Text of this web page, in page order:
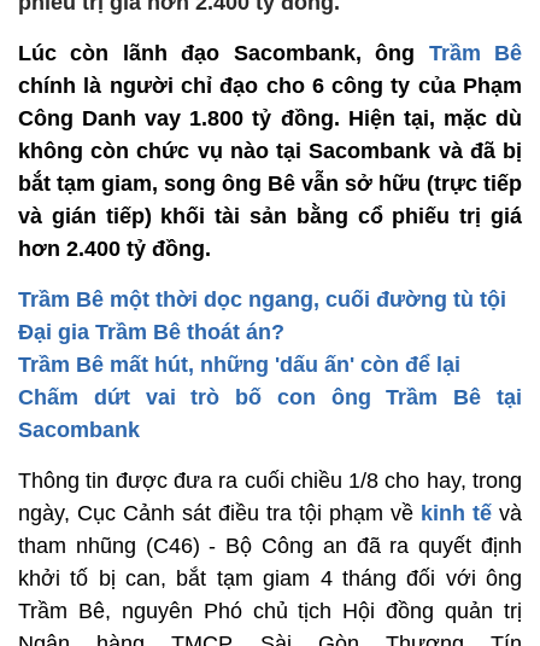
Lúc còn lãnh đạo Sacombank, ông Trầm Bê
chính là người chỉ đạo cho 6 công ty của Phạm
Công Danh vay 1.800 tỷ đồng. Hiện tại, mặc dù
không còn chức vụ nào tại Sacombank và đã bị
bắt tạm giam, song ông Bê vẫn sở hữu (trực tiếp
và gián tiếp) khối tài sản bằng cổ phiếu trị giá
hơn 2.400 tỷ đồng.
Trầm Bê một thời dọc ngang, cuối đường tù tội
Đại gia Trầm Bê thoát án?
Trầm Bê mất hút, những 'dấu ấn' còn để lại
Chấm dứt vai trò bố con ông Trầm Bê tại
Sacombank
Thông tin được đưa ra cuối chiều 1/8 cho hay, trong
ngày, Cục Cảnh sát điều tra tội phạm về kinh tế và
tham nhũng (C46) - Bộ Công an đã ra quyết định
khởi tố bị can, bắt tạm giam 4 tháng đối với ông
Trầm Bê, nguyên Phó chủ tịch Hội đồng quản trị